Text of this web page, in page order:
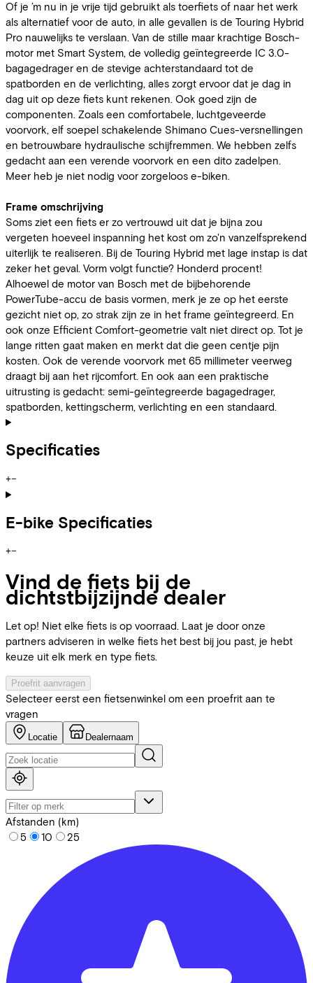
Of je ’m nu in je vrije tijd gebruikt als toerfiets of naar het werk
als alternatief voor de auto, in alle gevallen is de Touring Hybrid
Pro nauwelijks te verslaan. Van de stille maar krachtige Bosch-
motor met Smart System, de volledig geïntegreerde IC 3.0-
bagagedrager en de stevige achterstandaard tot de
spatborden en de verlichting, alles zorgt ervoor dat je dag in
dag uit op deze fiets kunt rekenen. Ook goed zijn de
componenten. Zoals een comfortabele, luchtgeveerde
voorvork, elf soepel schakelende Shimano Cues-versnellingen
en betrouwbare hydraulische schijfremmen. We hebben zelfs
gedacht aan een verende voorvork en een dito zadelpen.
Meer heb je niet nodig voor zorgeloos e-biken.
Frame omschrijving
Soms ziet een fiets er zo vertrouwd uit dat je bijna zou
vergeten hoeveel inspanning het kost om zo'n vanzelfsprekend
uiterlijk te realiseren. Bij de Touring Hybrid met lage instap is dat
zeker het geval. Vorm volgt functie? Honderd procent!
Alhoewel de motor van Bosch met de bijbehorende
PowerTube-accu de basis vormen, merk je ze op het eerste
gezicht niet op, zo strak zijn ze in het frame geïntegreerd. En
ook onze Efficient Comfort-geometrie valt niet direct op. Tot je
lange ritten gaat maken en merkt dat die geen centje pijn
kosten. Ook de verende voorvork met 65 millimeter veerweg
draagt bij aan het rijcomfort. En ook aan een praktische
uitrusting is gedacht: semi-geïntegreerde bagagedrager,
spatborden, kettingscherm, verlichting en een standaard.
Specificaties
+−
E-bike Specificaties
+−
Vind de fiets bij de
dichtstbijzijnde dealer
Let op! Niet elke fiets is op voorraad. Laat je door onze
partners adviseren in welke fiets het best bij jou past, je hebt
keuze uit elk merk en type fiets.
Proefrit aanvragen
Selecteer eerst een fietsenwinkel om een proefrit aan te
vragen
Locatie Dealernaam
Afstanden (km)
5
10 25